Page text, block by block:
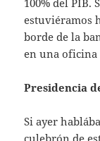
100% del PIB.
estuviéramos
borde de la
en una oficina
Presidencia
Si ayer